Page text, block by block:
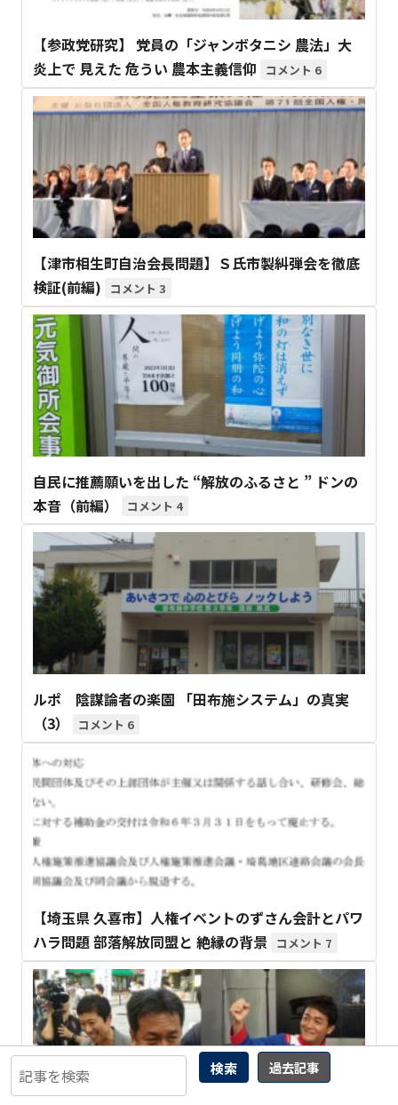
検索 過去記事
【参政党研究】 党員の「ジャンボタニシ 農法」大
炎上で 見えた 危うい 農本主義信仰
6
【津市相生町自治会長問題】Ｓ氏市製糾弾会を徹底
検証(前編)
3
自民に推薦願いを出した “解放のふるさと ” ドンの
本音（前編）
4
ルポ 陰謀論者の楽園 「田布施システム」の真実
（3）
6
【埼玉県 久喜市】人権イベントのずさん会計とパワ
ハラ問題 部落解放同盟と 絶縁の背景
7